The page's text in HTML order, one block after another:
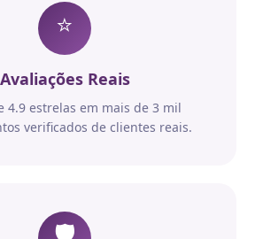
⭐
Avaliações Reais
4.9 estrelas em mais de 3 mil
verificados de clientes reais.